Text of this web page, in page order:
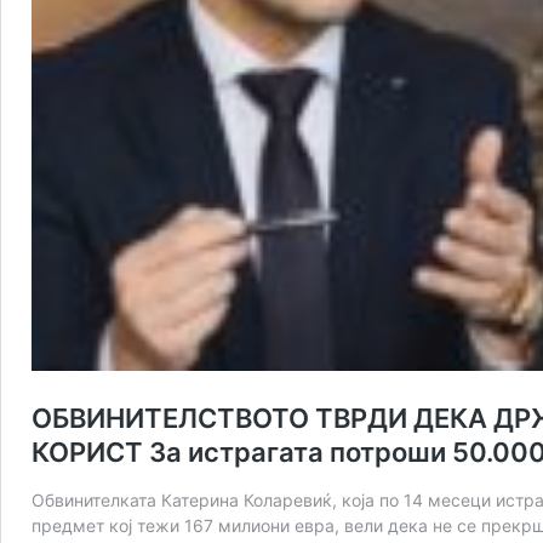
ОБВИНИТЕЛСТВОТО ТВРДИ ДЕКА
КОРИСТ За истрагата потроши 50.000
Обвинителката Катерина Коларевиќ, која по 14 месеци
предмет кој тежи 167 милиони евра, вели дека не се